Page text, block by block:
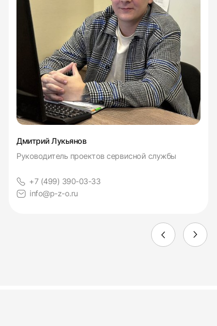
Дмитрий Лукьянов
Руководитель проектов сервисной службы
+7 (499) 390-03-33
info@p-z-o.ru